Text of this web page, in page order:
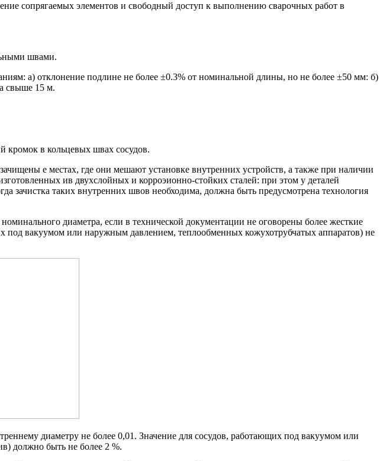
сопрягаемых элементов и свободный доступ к выполнению сварочных работ в
швами.
а) отклонение подлине не более ±0.3% от номинальной длины, но не более ±50 мм: б)
свыше 15 м.
кромок в кольцевых швах сосудов.
е местах, где они мешают установке внутренних устройств, а также при наличии
ив двухслойных и корроэионно-стойких сталей: при этом у деталей
зачистка таких внутренних швов необходима, должна быть предусмотрена технология
диаметра, если в технической документации не оговорены более жесткие
под вакуумом или наружным давлением, теплообменных кожухотрубчатых аппаратов) не
диаметру не более 0,01. Значение для сосудов, работающих под вакуумом или
должно быть не более 2 %.